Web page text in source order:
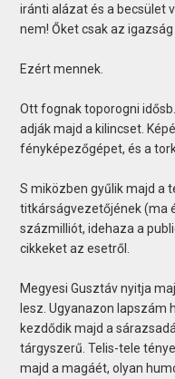
iránti alázat és a becsület
nem! Őket csak az igazság
Ezért mennek.
Ott fognak toporogni
adják majd a kilincset.
fényképezőgépet, és a
S miközben gyűlik majd a
titkárságvezetőjének (ma
százmilliót, idehaza a
cikkeket az esetről.
Megyesi Gusztáv nyitja
lesz. Ugyanazon lapszám
kezdődik majd a
tárgyszerű. Telis-tele
majd a magáét, olyan